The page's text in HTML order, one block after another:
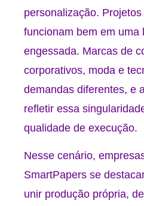
personalização.
funcionam bem em uma
engessada. Marcas de
corporativos, moda e
demandas diferentes, e
refletir essa
qualidade de execução.
Nesse cenário,
SmartPapers se
unir produção própria,